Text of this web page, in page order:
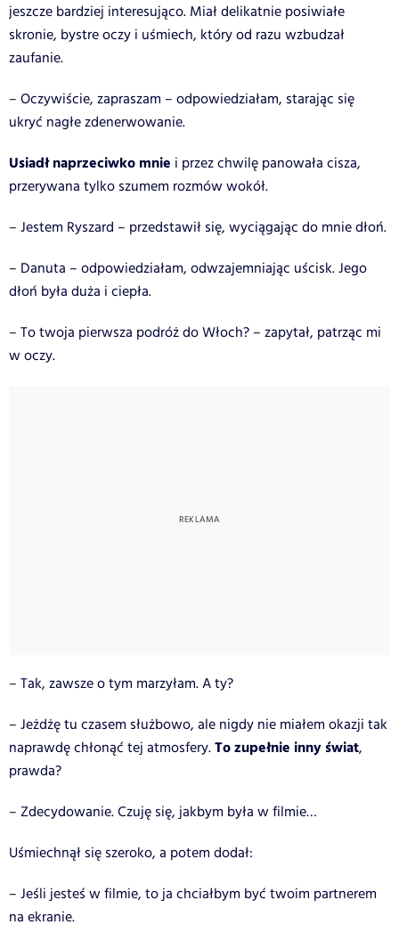
jeszcze bardziej interesująco. Miał delikatnie posiwiałe
skronie, bystre oczy i uśmiech, który od razu wzbudzał
zaufanie.
– Oczywiście, zapraszam – odpowiedziałam, starając się
ukryć nagłe zdenerwowanie.
Usiadł naprzeciwko mnie i przez chwilę panowała cisza,
przerywana tylko szumem rozmów wokół.
– Jestem Ryszard – przedstawił się, wyciągając do mnie dłoń.
– Danuta – odpowiedziałam, odwzajemniając uścisk. Jego
dłoń była duża i ciepła.
– To twoja pierwsza podróż do Włoch? – zapytał, patrząc mi
w oczy.
– Tak, zawsze o tym marzyłam. A ty?
– Jeżdżę tu czasem służbowo, ale nigdy nie miałem okazji tak
naprawdę chłonąć tej atmosfery.To zupełnie inny świat,
prawda?
– Zdecydowanie. Czuję się, jakbym była w filmie…
Uśmiechnął się szeroko, a potem dodał:
– Jeśli jesteś w filmie, to ja chciałbym być twoim partnerem
na ekranie.